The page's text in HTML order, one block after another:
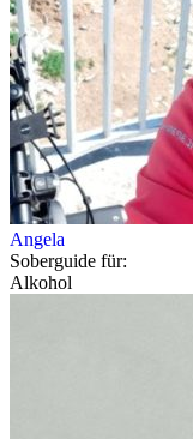
Angela
Soberguide für:
Alkohol